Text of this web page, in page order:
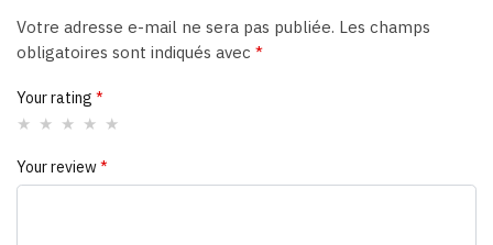
Votre adresse e-mail ne sera pas publiée. Les champs
obligatoires sont indiqués avec *
Your rating *
Your review*